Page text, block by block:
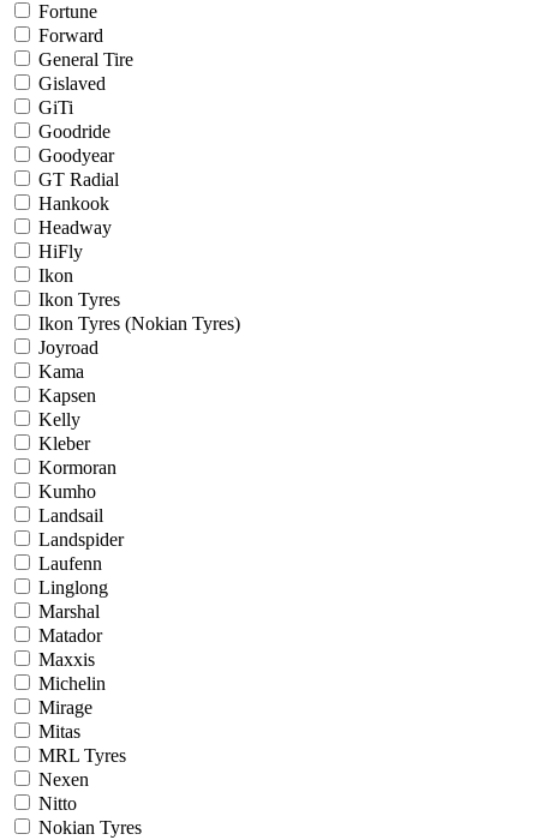
Fortune
Forward
General Tire
Gislaved
GiTi
Goodride
Goodyear
GT Radial
Hankook
Headway
HiFly
Ikon
Ikon Tyres
Ikon Tyres (Nokian Tyres)
Joyroad
Kama
Kapsen
Kelly
Kleber
Kormoran
Kumho
Landsail
Landspider
Laufenn
Linglong
Marshal
Matador
Maxxis
Michelin
Mirage
Mitas
MRL Tyres
Nexen
Nitto
Nokian Tyres